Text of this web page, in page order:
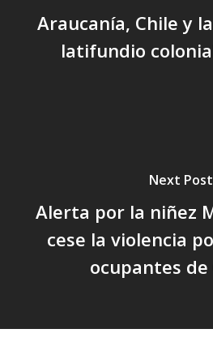
Araucanía, Chile y
latifundio
Next Post
Alerta por la niñez
cese la violencia
ocupantes de